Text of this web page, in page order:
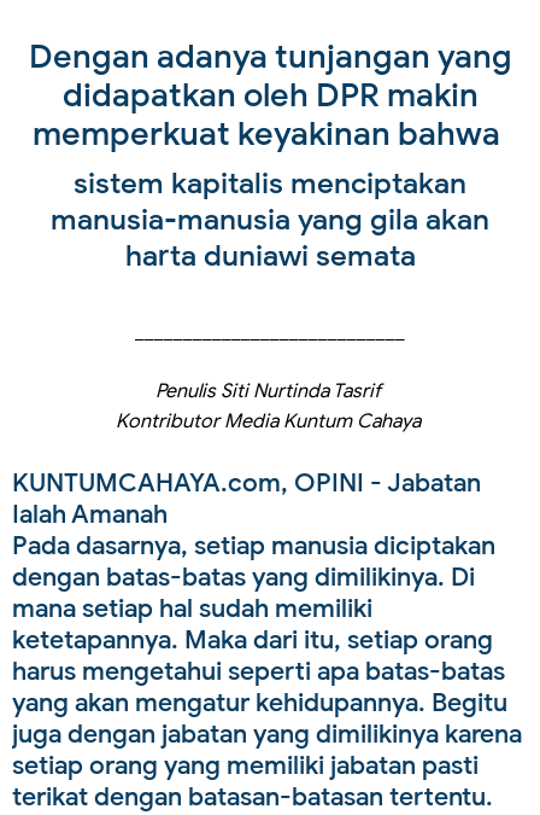
Dengan adanya tunjangan yang
didapatkan oleh DPR makin
memperkuat keyakinan bahwa
sistem kapitalis menciptakan
manusia-manusia yang gila akan
harta duniawi semata
Penulis Siti Nurtinda Tasrif
Kontributor Media Kuntum Cahaya
KUNTUMCAHAYA.com, OPINI - Jabatan
Ialah Amanah
Pada dasarnya, setiap manusia diciptakan
dengan batas-batas yang dimilikinya. Di
mana setiap hal sudah memiliki
ketetapannya. Maka dari itu, setiap orang
harus mengetahui seperti apa batas-batas
yang akan mengatur kehidupannya. Begitu
juga dengan jabatan yang dimilikinya karena
setiap orang yang memiliki jabatan pasti
terikat dengan batasan-batasan tertentu.